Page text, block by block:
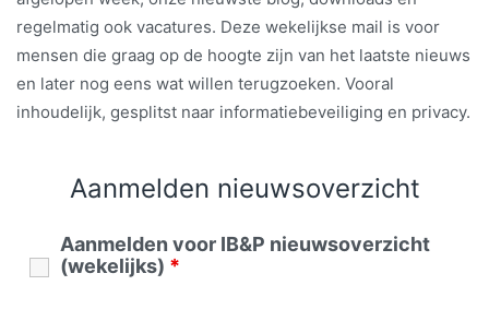
regelmatig ook vacatures. Deze wekelijkse mail is voor
mensen die graag op de hoogte zijn van het laatste nieuws
en later nog eens wat willen terugzoeken. Vooral
inhoudelijk, gesplitst naar informatiebeveiliging en privacy.
Aanmelden nieuwsoverzicht
Aanmelden voor IB&P nieuwsoverzicht
(wekelijks) *